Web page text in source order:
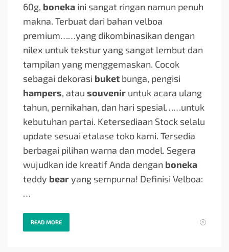
60g, boneka ini sangat ringan namun penuh
makna. Terbuat dari bahan velboa
premium……yang dikombinasikan dengan
nilex untuk tekstur yang sangat lembut dan
tampilan yang menggemaskan. Cocok
sebagai dekorasi buket bunga, pengisi
hampers, atau souvenir untuk acara ulang
tahun, pernikahan, dan hari spesial……untuk
kebutuhan partai. Ketersediaan Stock selalu
update sesuai etalase toko kami. Tersedia
berbagai pilihan warna dan model. Segera
wujudkan ide kreatif Anda dengan boneka
teddy bearyang sempurna! Definisi Velboa:
…
READ MORE